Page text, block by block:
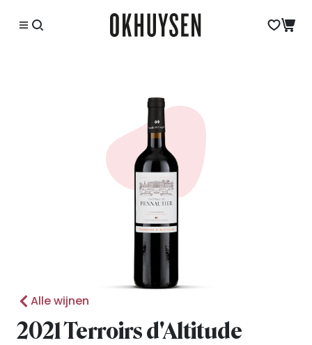
Alle wijnen
2021 Terroirs d'Altitude